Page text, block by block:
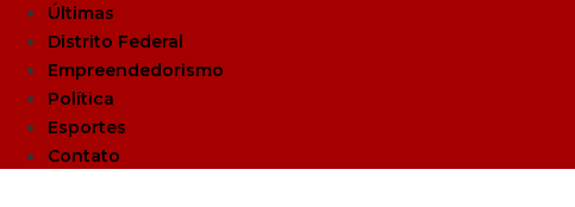
Últimas
Distrito Federal
Empreendedorismo
Política
Esportes
Contato